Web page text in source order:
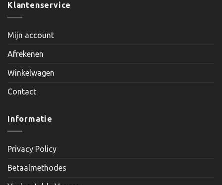
Klantenservice
Mijn account
Afrekenen
Winkelwagen
Contact
Informatie
Privacy Policy
Betaalmethodes